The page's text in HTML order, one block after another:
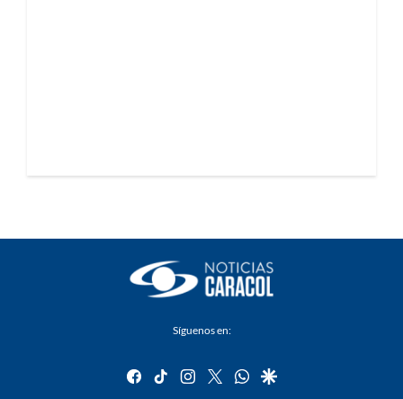
Síguenos en:
facebook
tiktok instagram
twitterwhatsapp
google